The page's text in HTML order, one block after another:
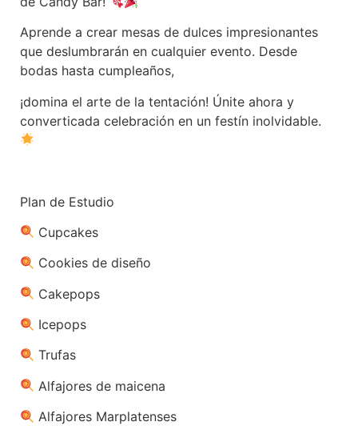
Aprende a crear mesas de dulces impresionantes
que deslumbrarán en cualquier evento. Desde
bodas hasta cumpleaños,
¡domina el arte de la tentación! Únite ahora y
converticada celebración en un festín inolvidable.
Plan de Estudio
Cupcakes
Cookies de diseño
Cakepops
Icepops
Trufas
Alfajores de maicena
Alfajores Marplatenses